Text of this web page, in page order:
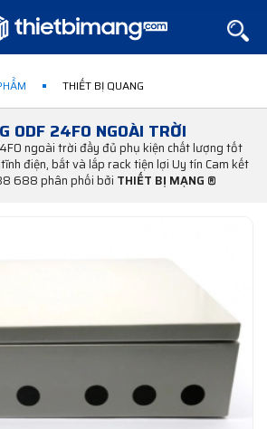
THIẾT BỊ QUANG
ODF 24FO NGOÀI TRỜI
ngoài trời đầy đủ phụ kiện chất lượng tốt
điện, bắt và lắp rack tiện lợi Uy tín Cam kết
688 phân phối bởi THIẾT BỊ MẠNG ®